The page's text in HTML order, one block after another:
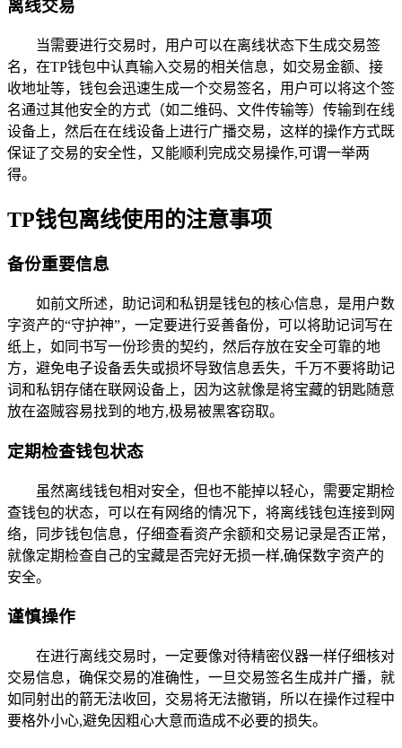
离线交易
当需要进行交易时，用户可以在离线状态下生成交易签
名，在TP钱包中认真输入交易的相关信息，如交易金额、接
收地址等，钱包会迅速生成一个交易签名，用户可以将这个签
名通过其他安全的方式（如二维码、文件传输等）传输到在线
设备上，然后在在线设备上进行广播交易，这样的操作方式既
保证了交易的安全性，又能顺利完成交易操作,可谓一举两
得。
TP钱包离线使用的注意事项
备份重要信息
如前文所述，助记词和私钥是钱包的核心信息，是用户数
字资产的“守护神”，一定要进行妥善备份，可以将助记词写在
纸上，如同书写一份珍贵的契约，然后存放在安全可靠的地
方，避免电子设备丢失或损坏导致信息丢失，千万不要将助记
词和私钥存储在联网设备上，因为这就像是将宝藏的钥匙随意
放在盗贼容易找到的地方,极易被黑客窃取。
定期检查钱包状态
虽然离线钱包相对安全，但也不能掉以轻心，需要定期检
查钱包的状态，可以在有网络的情况下，将离线钱包连接到网
络，同步钱包信息，仔细查看资产余额和交易记录是否正常，
就像定期检查自己的宝藏是否完好无损一样,确保数字资产的
安全。
谨慎操作
在进行离线交易时，一定要像对待精密仪器一样仔细核对
交易信息，确保交易的准确性，一旦交易签名生成并广播，就
如同射出的箭无法收回，交易将无法撤销，所以在操作过程中
要格外小心,避免因粗心大意而造成不必要的损失。